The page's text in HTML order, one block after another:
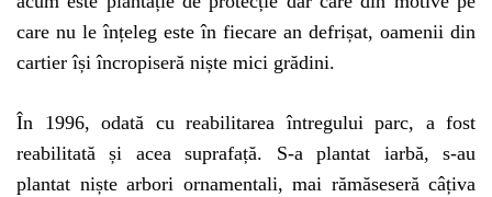
care nu le înțeleg este în fiecare an defrișat, oamenii din
cartier își încropiseră niște mici grădini.
În 1996, odată cu reabilitarea întregului parc, a fost
reabilitată și acea suprafață. S-a plantat iarbă, s-au
plantat niște arbori ornamentali, mai rămăseseră câțiva